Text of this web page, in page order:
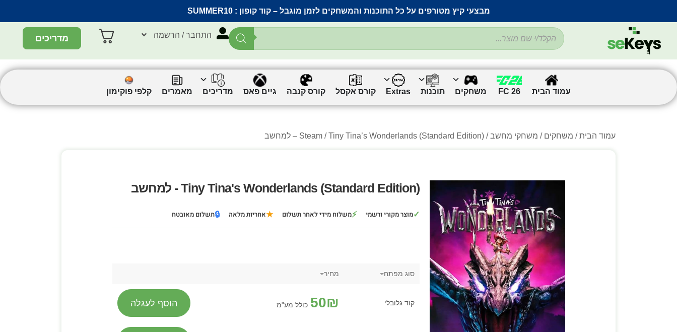
מבצעי קיץ מטורפים על כל התוכנות והמשחקים לזמן מוגבל – קוד קופון :SUMMER10
התחבר / הרשמה מדריכים
עמוד הבית FC 26 משחקים תוכנות Extras קורס אקסל קורס קנבה גיים פאס מדריכים מאמרים קלפי פוקימון
עמוד הבית/ משחקים / משחקי מחשב /
Steam / Tiny Tina’s Wonderlands (Standard Edition) – למחשב
Tiny Tina's Wonderlands (Standard Edition) - למחשב
✓מוצר מקורי ורשמי ⚡משלוח מידי לאחר תשלום ★אחריות מלאה 🔒תשלום מאובטח
סוג מפתח מחיר
קוד גלובלי 50₪ כולל מע"מ הוסף לעגלה